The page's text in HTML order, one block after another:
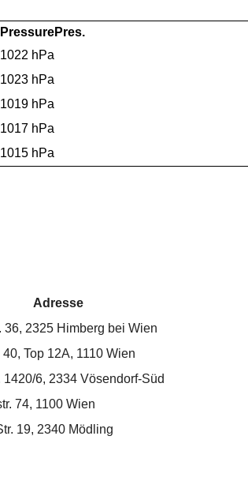
PressurePres.
1022 hPa
1023 hPa
1019 hPa
1017 hPa
1015 hPa
Adresse
36, 2325 Himberg bei Wien
40, Top 12A, 1110 Wien
1420/6, 2334 Vösendorf-Süd
74, 1100 Wien
19, 2340 Mödling